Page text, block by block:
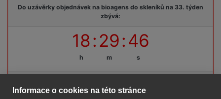
Do uzávěrky objednávek na bioagens do skleníků na 33. týden
zbývá:
18
h
:29
m
:45
s
Informace o cookies na této stránce